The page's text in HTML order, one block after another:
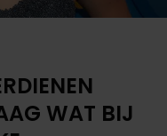
WAT BIJ